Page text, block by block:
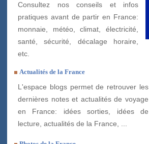
Consultez nos conseils et infos
pratiques avant de partir en France:
monnaie, météo, climat, électricité,
santé, sécurité, décalage horaire,
etc.
Actualités de la France
L'espace blogs permet de retrouver les
dernières notes et actualités de voyage
en France: idées sorties, idées de
lecture, actualités de la France, ...